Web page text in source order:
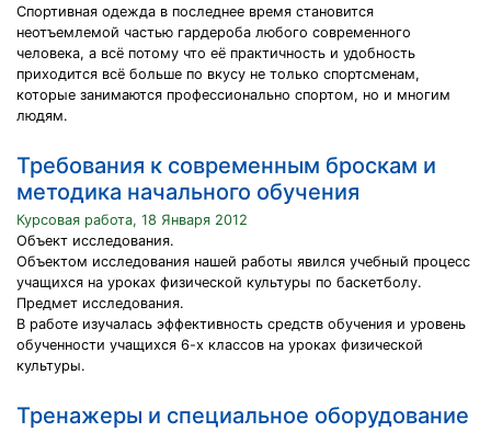
Спортивная одежда в последнее время становится
неотъемлемой частью гардероба любого современного
человека, а всё потому что её практичность и удобность
приходится всё больше по вкусу не только спортсменам,
которые занимаются профессионально спортом, но и многим
людям.
Требования к современным броскам и
методика начального обучения
Курсовая работа, 18 Января 2012
Объект исследования.
Объектом исследования нашей работы явился учебный процесс
учащихся на уроках физической культуры по баскетболу.
Предмет исследования.
В работе изучалась эффективность средств обучения и уровень
обученности учащихся 6-х классов на уроках физической
культуры.
Тренажеры и специальное оборудование